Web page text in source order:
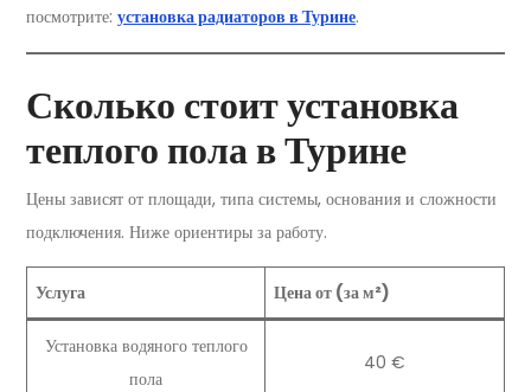
посмотрите: установка радиаторов в Турине.
Сколько стоит установка
теплого пола в Турине
Цены зависят от площади, типа системы, основания и сложности
подключения. Ниже ориентиры за работу.
Услуга Цена от (за м²)
Установка водяного теплого
пола
40 €